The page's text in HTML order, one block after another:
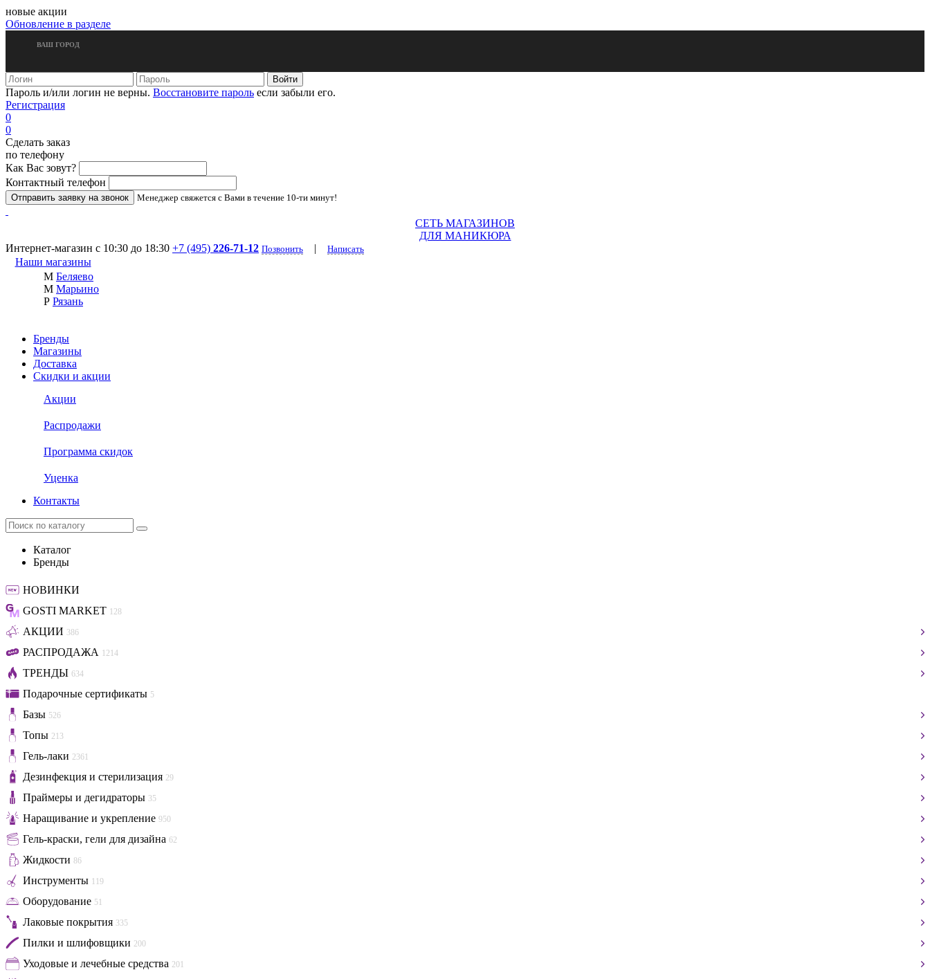
новые акции
Обновление в разделе
ВАШ ГОРОД
Пароль и/или логин не верны. Восстановите пароль если забыли его.
Регистрация
0
0
Сделать заказ
по телефону
Как Вас зовут?
Контактный телефон
Менеджер свяжется с Вами в течение 10-ти минут!
СЕТЬ МАГАЗИНОВ
ДЛЯ МАНИКЮРА
Интернет-магазин с 10:30 до 18:30 +7 (495) 226-71-12 Позвонить | Написать
Наши магазины
М Беляево
М Марьино
Р Рязань
Бренды
Магазины
Доставка
Скидки и акции
Акции
Распродажи
Программа скидок
Уценка
Контакты
Каталог
Бренды
НОВИНКИ
GOSTI MARKET 128
АКЦИИ 386
РАСПРОДАЖА 1214
ТРЕНДЫ 634
Подарочные сертификаты 5
Базы 526
Топы 213
Гель-лаки 2361
Дезинфекция и стерилизация 29
Праймеры и дегидраторы 35
Наращивание и укрепление 950
Гель-краски, гели для дизайна 62
Жидкости 86
Инструменты 119
Оборудование 51
Лаковые покрытия 335
Пилки и шлифовщики 200
Уходовые и лечебные средства 201